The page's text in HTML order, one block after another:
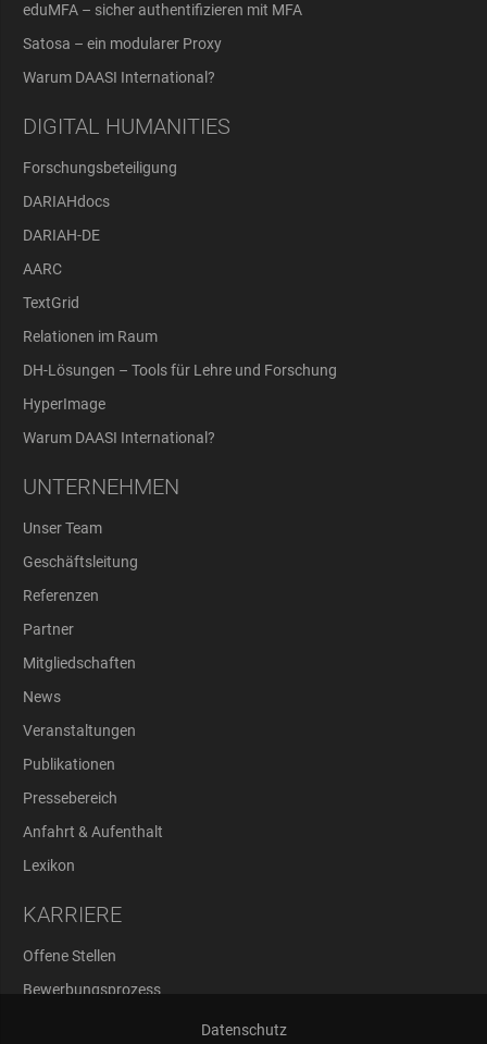
eduMFA – sicher authentifizieren mit MFA
Satosa – ein modularer Proxy
Warum DAASI International?
DIGITAL HUMANITIES
Forschungsbeteiligung
DARIAHdocs
DARIAH-DE
AARC
TextGrid
Relationen im Raum
DH-Lösungen – Tools für Lehre und Forschung
HyperImage
Warum DAASI International?
UNTERNEHMEN
Unser Team
Geschäftsleitung
Referenzen
Partner
Mitgliedschaften
News
Veranstaltungen
Publikationen
Pressebereich
Anfahrt & Aufenthalt
Lexikon
KARRIERE
Offene Stellen
Bewerbungsprozess
Datenschutz